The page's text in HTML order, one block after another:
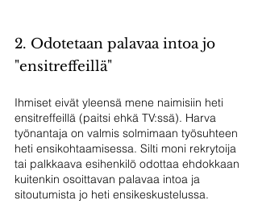
2. Odotetaan palavaa intoa jo
"ensitreffeillä"
Ihmiset eivät yleensä mene naimisiin heti
ensitreffeillä (paitsi ehkä TV:ssä). Harva
työnantaja on valmis solmimaan työsuhteen
heti ensikohtaamisessa. Silti moni rekrytoija
tai palkkaava esihenkilö odottaa ehdokkaan
kuitenkin osoittavan palavaa intoa ja
sitoutumista jo heti ensikeskustelussa.